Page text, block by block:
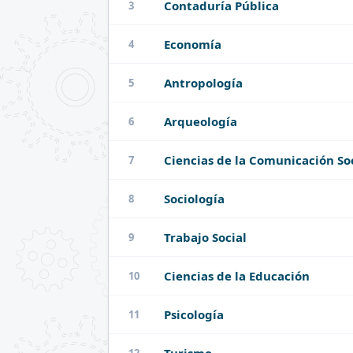
3 Contaduría Pública
4 Economía
5 Antropología
6 Arqueología
7 Ciencias de la Comunicación
8 Sociología
9 Trabajo Social
10 Ciencias de la Educación
11 Psicología